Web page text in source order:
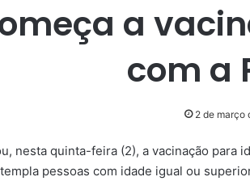
a
com a
2 de março
nesta quinta-feira (2), a vacinação para
pessoas com idade igual ou